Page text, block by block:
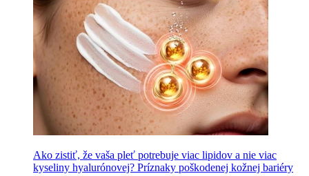
Ako zistiť, že vaša pleť potrebuje viac lipidov a nie viac
kyseliny hyalurónovej? Príznaky poškodenej kožnej bariéry